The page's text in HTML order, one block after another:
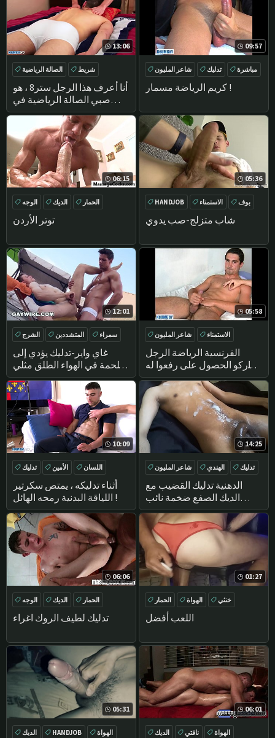
13:06
أنا أعرف هذا الرجل ستر8 ، هو
صبي الصالة الرياضية في
شريط اللياقة البدنية
الصالة الرياضية
شريط
HANDJOB
الاستمناء
09:57
كريم الرياضة مسمار !
شاعر المليون تدليك مباشرة
06:15
توتر الأردن
الوجه الديك
الحمار
DEEPTHROAT
05:36
شاب متزلج-صب يدوي
HANDJOB الاستمناء
بوف
12:01
غاي واير-تدليك يؤدي إلى
ملحمة في الهواء الطلق مثلي
الجنس الجنس الشرجي على
الشرج المتشددين
سمراء
تدليك
05:58
الفرنسية الرياضة الرجل
ماركو الحصول على رفعوا له
الديك ضخمة من قبل زميل !
شاعر المليون
الاستمناء
تدليك
مباشرة
10:09
أثناء تدليكه ، يمتص سكرتير
اللياقة البدنية رمحه الهائل !
تدليك الأمين
اللسان
DEEPTHROAT
14:25
الدهنية تدليك القضيب مع
الديك الصفع ضخمة نائب
الرئيس بالرصاص
شاعر المليون الهندي تدليك
06:06
تدليك لطيف الروك اغراء
الوجه الديك
الحمار
DEEPTHROAT
01:27
اللعب أفضل
الحمار الهواة
خنثي
الشرج
05:31
الديك HANDJOB
الهواة
06:01
الديك ناقتي
الهواة